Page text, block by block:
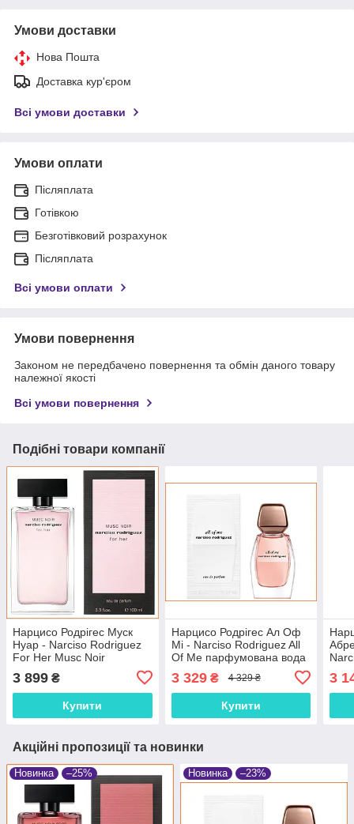
Умови доставки
Нова Пошта
Доставка кур'єром
Всі умови доставки
Умови оплати
Післяплата
Готівкою
Безготівковий розрахунок
Післяплата
Всі умови оплати
Умови повернення
Законом не передбачено повернення та обмін даного товару
належної якості
Всі умови повернення
Подібні товари компанії
Нарцисо Родрігес Муск
Нуар - Narciso Rodriguez
For Her Musc Noir
ml.
3 899 ₴
Купити
Нарцисо Родрігес Ал Оф
Мі - Narciso Rodriguez All
Of Me парфумована вода
3 329₴ 4 329 ₴
Купити
3
Акційні пропозиції та новинки
Новинка –25% Новинка –23%